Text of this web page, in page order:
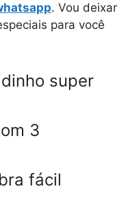
. Vou deixar
para você
super
3
fácil